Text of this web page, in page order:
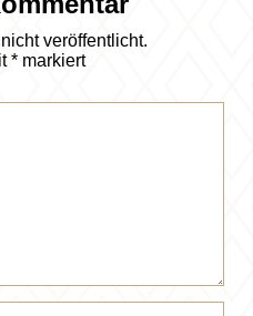
veröffentlicht.
* markiert